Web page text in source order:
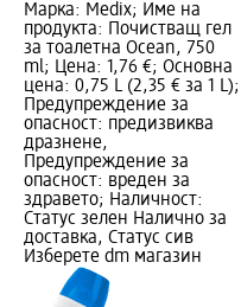
Марка: Medix; Име на
продукта: Почистващ гел
за тоалетна Ocean, 750
ml; Цена: 1,76 €; Основна
цена: 0,75 L (2,35 € за 1 L);
Предупреждение за
опасност: предизвиква
дразнене,
Предупреждение за
опасност: вреден за
здравето; Наличност:
Статус зелен Налично за
доставка, Статус сив
Изберете dm магазин